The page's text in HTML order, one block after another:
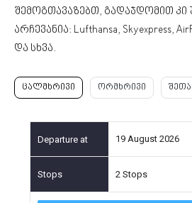
შემოგთავაზებთ, გადაჯდომით
არჩევანია: Lufthansa, Skyexpress,
და სხვა.
ცალმხრივი ორმხრივი
19 August 2026
2 Stops